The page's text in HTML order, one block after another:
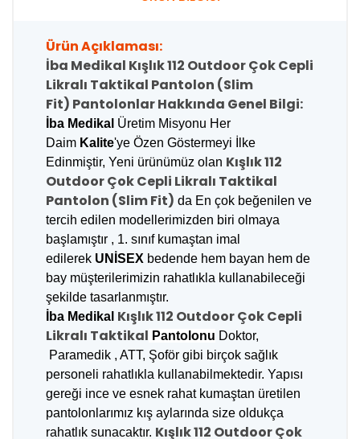
Ürün Açıklaması:
İba Medikal Kışlık 112 Outdoor Çok Cepli
Likralı Taktikal Pantolon (Slim
Fit) Pantolonlar Hakkında Genel Bilgi:
İba Medikal Üretim Misyonu Her
Daim Kalite'ye Özen Göstermeyi İlke
Edinmiştir, Yeni ürünümüz olan Kışlık 112
Outdoor Çok Cepli Likralı Taktikal
Pantolon (Slim Fit) da En çok beğenilen ve
tercih edilen modellerimizden biri olmaya
başlamıştır , 1. sınıf kumaştan imal
edilerek UNİSEX bedende hem bayan hem de
bay müşterilerimizin rahatlıkla kullanabileceği
şekilde tasarlanmıştır.
İba Medikal Kışlık 112 Outdoor Çok Cepli
Likralı Taktikal Pantolonu Doktor,
Paramedik , ATT, Şoför gibi birçok sağlık
personeli rahatlıkla kullanabilmektedir. Yapısı
gereği ince ve esnek rahat kumaştan üretilen
pantolonlarımız kış aylarında size oldukça
rahatlık sunacaktır. Kışlık 112 Outdoor Çok